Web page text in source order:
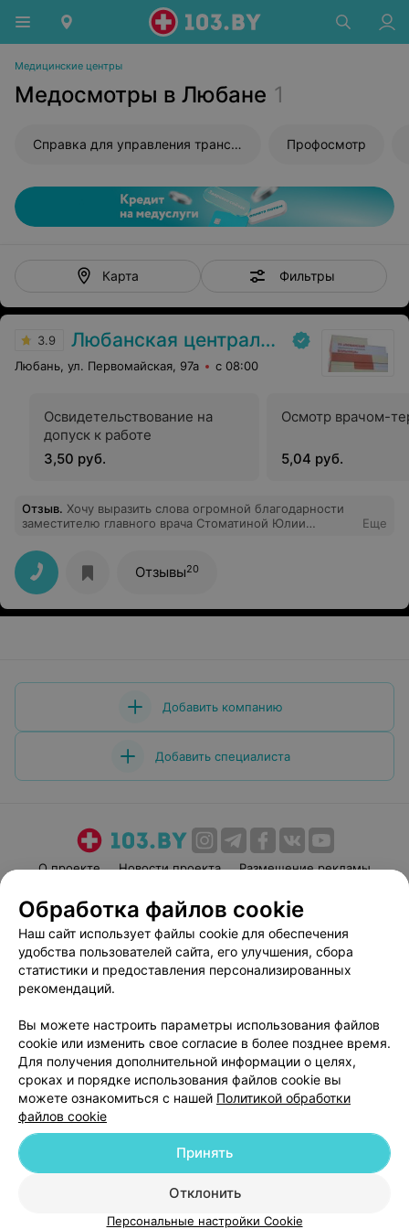
Медицинские центры
Медосмотры в Любане 1
Справка для управления транспортным средством Профосмотр
Карта Фильтры
3.9 Любанская центральная районная больница
Любань, ул. Первомайская, 97а с 08:00
Освидетельствование на
допуск к работе
3,50 руб.
Осмотр врачом-
5,04 руб.
Отзыв. Хочу выразить слова огромной благодарности
заместителю главного врача Стоматиной Юлии
теплоту, добросовестное исполнение своих
служебных обязанностей, чуткое и доброжелательное
отношение к своим пациентам. Пускай Ваш
благородный труд приносит Вам лишь радость и
удовлетворение. С наступающим Новым годом Вас!
Еще
Отзывы20
Добавить компанию
Добавить специалиста
О проекте Новости проекта
Размещение рекламы
Пользовательское соглашение
Способы оплаты
Вакансии
Партнеры
Написать руководителю 103.by
Персональные настройки cookie
Обработка персональных данных
© 2026 ООО «Артокс Лаб», УНП 191700409| 220012, Республика Беларусь,
г. Минск, улица Толбухина, 2, пом. 16 | help@103.by
Служба поддержки +375 291212755
Обработка файлов cookie
Наш сайт использует файлы cookie для обеспечения
удобства пользователей сайта, его улучшения, сбора
статистики и предоставления персонализированных
рекомендаций.
Вы можете настроить параметры использования файлов
cookie или изменить свое согласие в более позднее время.
Для получения дополнительной информации о целях,
сроках и порядке использования файлов cookie вы
можете ознакомиться с нашей Политикой обработки
файлов cookie
Отклонить
Принять
Персональные настройки Cookie